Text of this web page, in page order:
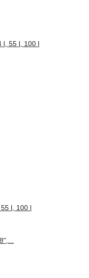
l, 100 l